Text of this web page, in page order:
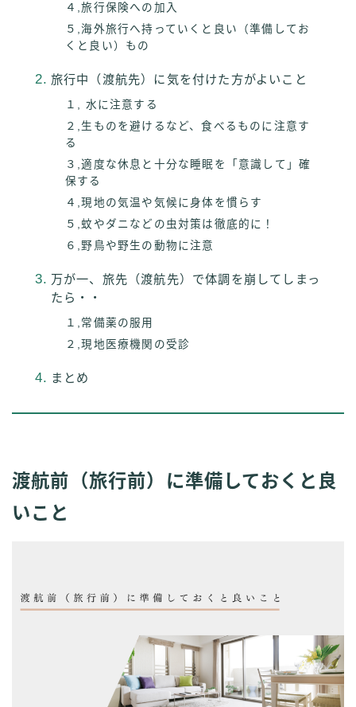
４,旅行保険への加入
５,海外旅行へ持っていくと良い（準備してお
くと良い）もの
旅行中（渡航先）に気を付けた方がよいこと
１, 水に注意する
２,生ものを避けるなど、食べるものに注意す
る
３,適度な休息と十分な睡眠を「意識して」確
保する
４,現地の気温や気候に身体を慣らす
５,蚊やダニなどの虫対策は徹底的に！
６,野鳥や野生の動物に注意
万が一、旅先（渡航先）で体調を崩してしまっ
たら・・
１,常備薬の服用
２,現地医療機関の受診
まとめ
渡航前（旅行前）に準備しておくと良
いこと